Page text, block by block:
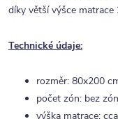
díky větší výšce
Technické údaje:
rozměr: 80x200
počet zón: bez zón
výška matrace: